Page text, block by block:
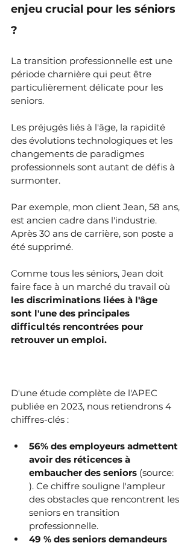
enjeu crucial pour les séniors
?
La transition professionnelle est une
période charnière qui peut être
particulièrement délicate pour les
seniors.
Les préjugés liés à l'âge, la rapidité
des évolutions technologiques et les
changements de paradigmes
professionnels sont autant de défis à
surmonter.
Par exemple, mon client Jean, 58 ans,
est ancien cadre dans l'industrie.
Après 30 ans de carrière, son poste a
été supprimé.
Comme tous les séniors, Jean doit
faire face à un marché du travail où
les discriminations liées à l'âge
sont l'une des principales
difficultés rencontrées pour
retrouver un emploi.
D'une étude complète de l'APEC
publiée en 2023, nous retiendrons 4
chiffres-clés :
56% des employeurs admettent
avoir des réticences à
embaucher des seniors (source:
). Ce chiffre souligne l'ampleur
des obstacles que rencontrent les
seniors en transition
professionnelle.
49 % des seniors demandeurs